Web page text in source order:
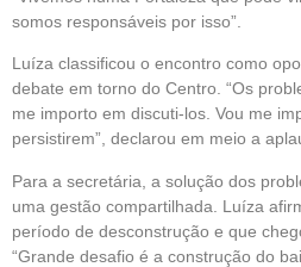
somos responsáveis por isso”.
Luíza classificou o encontro como
debate em torno do Centro. “Os
me importo em discuti-los. Vou me
persistirem”, declarou em meio a
Para a secretária, a solução dos
uma gestão compartilhada. Luíza
período de desconstrução e que
“Grande desafio é a construção do